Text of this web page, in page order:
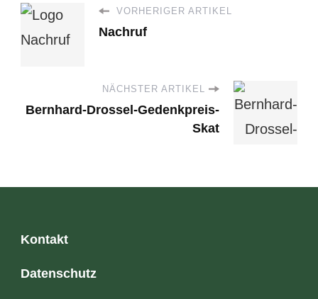
VORHERIGER ARTIKEL
Nachruf
NÄCHSTER ARTIKEL
Bernhard-Drossel-Gedenkpreis-
Skat
Kontakt
Datenschutz